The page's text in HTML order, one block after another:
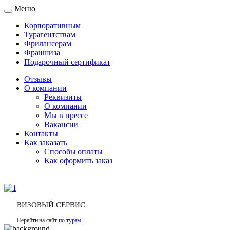
Toggle
navigation
Меню
Корпоративным
Турагентствам
Фрилансерам
Франшиза
Подарочный сертификат
Отзывы
О компании
Реквизиты
О компании
Мы в прессе
Вакансии
Контакты
Как заказать
Способы оплаты
Как оформить заказ
ВИЗОВЫЙ СЕРВИС
Перейти на сайт по турам